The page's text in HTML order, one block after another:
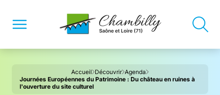
Accueil Découvrir Agenda
Journées Européennes du Patrimoine : Du château en ruines à
l'ouverture du site culturel